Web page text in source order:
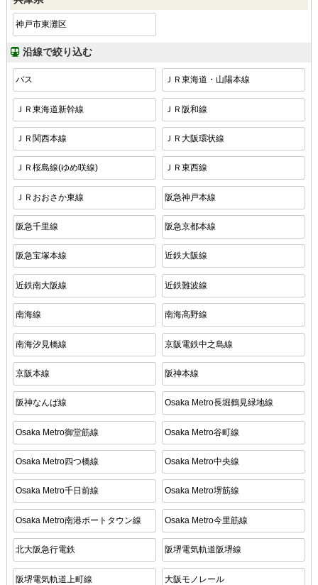
神戸市東灘区
沿線で絞り込む
バス ＪＲ東海道・山陽本線
ＪＲ東海道新幹線 ＪＲ阪和線
ＪＲ関西本線 ＪＲ大阪環状線
ＪＲ桜島線(ゆめ咲線) ＪＲ東西線
ＪＲおおさか東線 阪急神戸本線
阪急千里線 阪急京都本線
阪急宝塚本線 近鉄大阪線
近鉄南大阪線 近鉄難波線
南海線 南海高野線
南海汐見橋線 京阪電鉄中之島線
京阪本線 阪神本線
阪神なんば線 Osaka Metro長堀鶴見緑地線
Osaka Metro御堂筋線 Osaka Metro谷町線
Osaka Metro四つ橋線 Osaka Metro中央線
Osaka Metro千日前線 Osaka Metro堺筋線
Osaka Metro南港ポートタウン線 Osaka Metro今里筋線
北大阪急行電鉄 阪堺電気軌道阪堺線
阪堺電気軌道上町線 大阪モノレール